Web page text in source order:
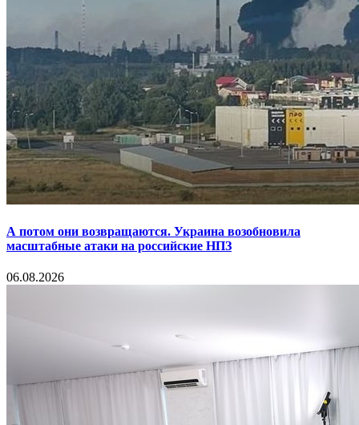
А потом они возвращаются. Украина возобновила
масштабные атаки на российские НПЗ
06.08.2026